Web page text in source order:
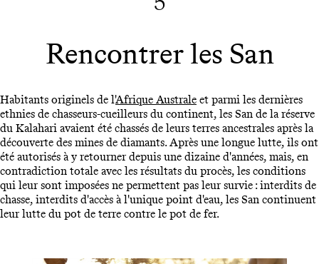
Rencontrer les San
Habitants originels de l'Afrique Australe et parmi les dernières
ethnies de chasseurs-cueilleurs du continent, les San de la réserve
du Kalahari avaient été chassés de leurs terres ancestrales après la
découverte des mines de diamants. Après une longue lutte, ils ont
été autorisés à y retourner depuis une dizaine d'années, mais, en
contradiction totale avec les résultats du procès, les conditions
qui leur sont imposées ne permettent pas leur survie : interdits de
chasse, interdits d'accès à l'unique point d'eau, les San continuent
leur lutte du pot de terre contre le pot de fer.